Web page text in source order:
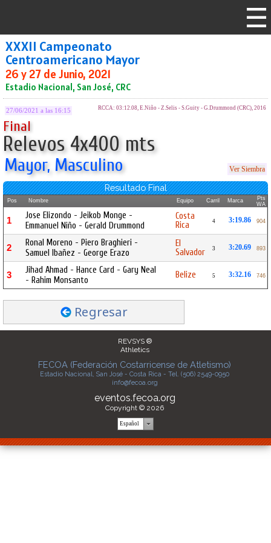
XXXII Campeonato
Centroamericano Mayor
26 y 27 de Junio, 2021
Estadio Nacional, San José, CRC
27/06/2021 a las 16:15 RCCA: 03:12.08, E.Niño - Z.Selis - S.Guity - G.Drummond (CRC), 2016
Final
Relevos 4x400 mts
Mayor, Masculino Ver Siembra
Resultado Final
Pos Nombre Equipo Carril Marca
Pts
WA
1
Jose Elizondo - Jeikob Monge -
Emmanuel Niño - Gerald Drummond
Costa
Rica
4 3:19.86 904
2
Ronal Moreno - Piero Braghieri -
Samuel Ibañez - George Erazo
El
Salvador
3 3:20.69 893
3
Jihad Ahmad - Hance Card - Gary Neal
- Rahim Monsanto
Belize 5 3:32.16 746
Regresar
REVSYS ®
Athletics
FECOA (Federación Costarricense de Atletismo)
Estadio Nacional, San José - Costa Rica - Tel. (506) 2549-0950
info@fecoa.org
eventos.fecoa.org
Copyright © 2026